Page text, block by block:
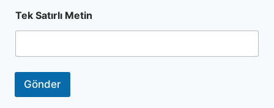
e
k
Tek Satırlı Metin
Gönder